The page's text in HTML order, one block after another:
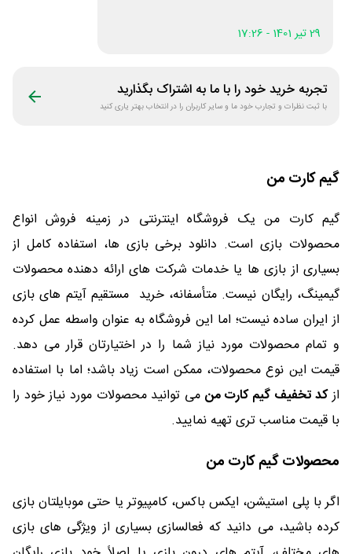
29 تیر 1401 - 17:26
تجربه خرید خود را با ما به اشتراک بگذارید
با ثبت نظرات و تجارب خود ما و سایر کاربران را در انتخاب بهتر یاری کنید
گیم کارت من
گیم کارت من یک فروشگاه اینترنتی در زمینه فروش انواع
محصولات بازی است. دانلود برخی بازی ها، استفاده کامل از
بسیاری از بازی ها یا خدمات شرکت های ارائه دهنده محصولات
گیمینگ، رایگان نیست. متأسفانه، خرید مستقیم آیتم های بازی
از ایران ساده نیست؛ اما این فروشگاه به عنوان واسطه عمل کرده
و تمام محصولات مورد نیاز شما را در اختیارتان قرار می دهد.
قیمت این نوع محصولات، ممکن است زیاد باشد؛ اما با استفاده
ازکد تخفیف گیم کارت من می توانید محصولات مورد نیاز خود را
با قیمت مناسب تری تهیه نمایید.
محصولات گیم کارت من
اگر با پلی استیشن، ایکس باکس، کامپیوتر یا حتی موبایلتان بازی
کرده باشید، می دانید که فعالسازی بسیاری از ویژگی های بازی